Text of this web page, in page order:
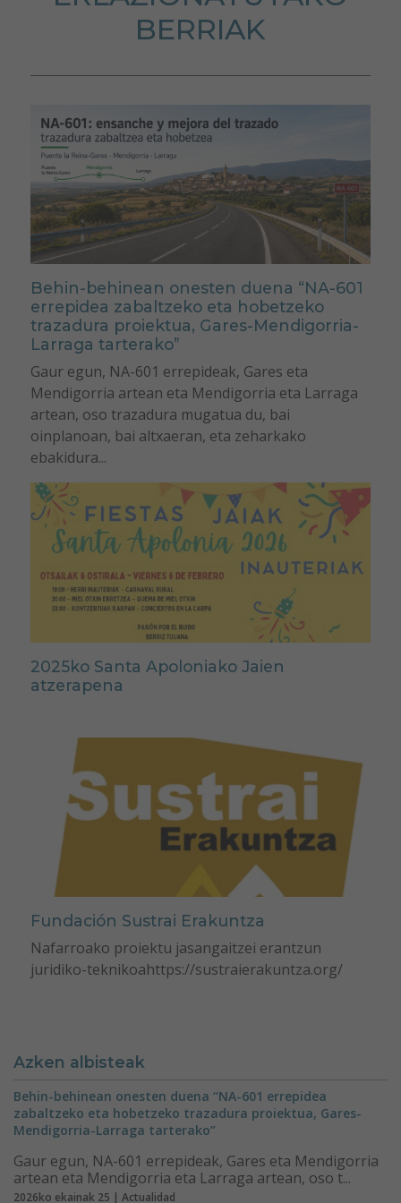
BERRIAK
Behin-behinean onesten duena “NA-601
errepidea zabaltzeko eta hobetzeko
trazadura proiektua, Gares-Mendigorria-
Larraga tarterako”
Gaur egun, NA-601 errepideak, Gares eta
Mendigorria artean eta Mendigorria eta Larraga
artean, oso trazadura mugatua du, bai
oinplanoan, bai altxaeran, eta zeharkako
ebakidura...
2025ko Santa Apoloniako Jaien
atzerapena
Fundación Sustrai Erakuntza
Nafarroako proiektu jasangaitzei erantzun
juridiko-teknikoahttps://sustraierakuntza.org/
Azken albisteak
Behin-behinean onesten duena “NA-601 errepidea
zabaltzeko eta hobetzeko trazadura proiektua, Gares-
Mendigorria-Larraga tarterako”
Gaur egun, NA-601 errepideak, Gares eta Mendigorria
artean eta Mendigorria eta Larraga artean, oso t...
2026ko ekainak 25 | Actualidad